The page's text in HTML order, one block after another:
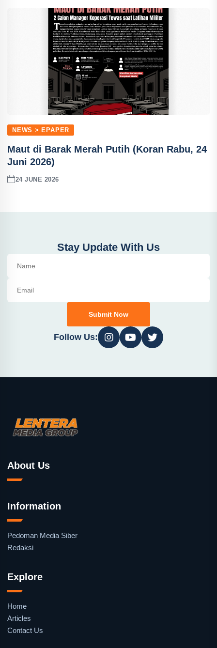
NEWS > EPAPER
Maut di Barak Merah Putih (Koran Rabu, 24
Juni 2026)
24 JUNE 2026
Stay Update With Us
Submit Now
Follow Us:
About Us
Information
Pedoman Media Siber
Redaksi
Explore
Home
Articles
Contact Us